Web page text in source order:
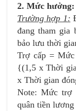
2. Mức hưởng:
Trường hợp 1:
đang tham gia
bảo lưu thời
Trợ cấp =
{(1,5 x Thời
x Thời gian
Note: Mức trợ
quân tiền lương
Tôi đã đọc và xác
nhân
Tôi đã đọc và xác
liệu cá nhân